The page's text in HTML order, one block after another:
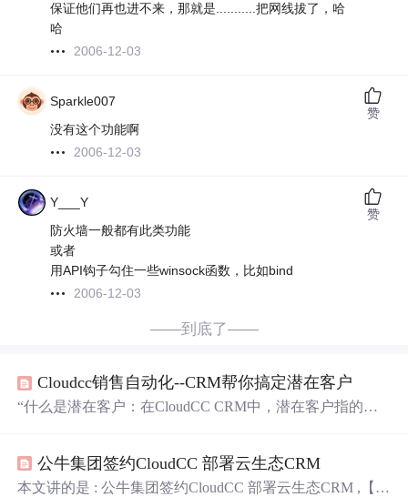
保证他们再也进不来，那就是...........把网线拔了，哈
哈
2006-12-03
Sparkle007
没有这个功能啊
2006-12-03
赞
Y___Y
防火墙一般都有此类功能
或者
用API钩子勾住一些winsock函数，比如bind
2006-12-03
赞
——到底了——
Cloudcc销售自动化--CRM帮你搞定潜在客户
“什么是潜在客户：在CloudCC CRM中，潜在客户指的是
会、广告、 购买的外部名单资源及其他市场活动。”采摘
至CloudCC.com中国神州云动官网。
公牛集团签约CloudCC 部署云生态CRM
本文讲的是 : 公牛集团签约CloudCC 部署云生态CRM ,【IT